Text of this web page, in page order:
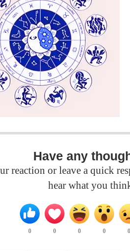
Have any
reaction or leave a quick
hear what you
0 0 0 0